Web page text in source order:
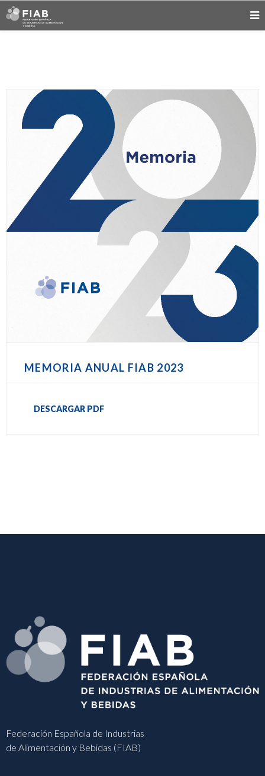
MEMORIA ANUAL FIAB 2023
DESCARGAR PDF
Federación Española de Industrias
de Alimentación y Bebidas (FIAB)